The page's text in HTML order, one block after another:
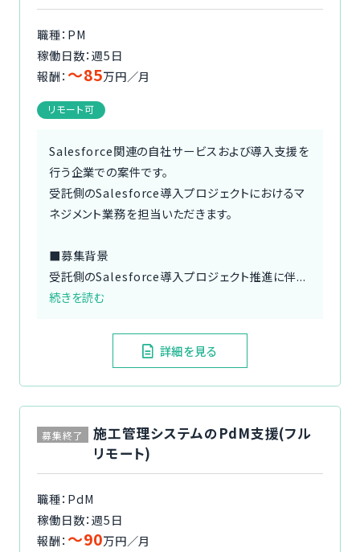
職種：PM
稼働日数：週5日
報酬： 〜85万円／月
リモート可
Salesforce関連の自社サービスおよび導入支援を
行う企業での案件です。
受託側のSalesforce導入プロジェクトにおけるマ
ネジメント業務を担当いただきます。
■募集背景
受託側のSalesforce導入プロジェクト推進に伴...
続きを読む
詳細を見る
募集終了
施工管理システムのPdM支援(フル
リモート)
職種：PdM
稼働日数：週5日
報酬： 〜90万円／月